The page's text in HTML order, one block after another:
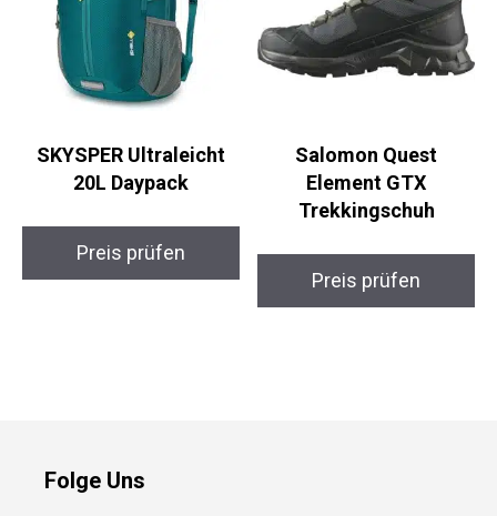
SKYSPER Ultraleicht
20L Daypack
Preis prüfen
Salomon Quest
Element GTX
Trekkingschuh
Preis prüfen
Folge Uns